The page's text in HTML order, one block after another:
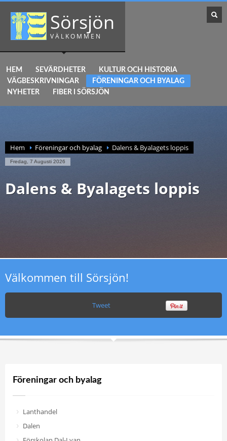
Sörsjön
VÄLKOMMEN
HEM SEVÄRDHETER
KULTUR OCH HISTORIA
VÄGBESKRIVNINGAR
FÖRENINGAR OCH BYALAG
NYHETER
FIBER I SÖRSJÖN
Hem Föreningar och byalag Dalens & Byalagets loppis
Fredag, 7 Augusti 2026
Dalens & Byalagets loppis
Välkommen till Sörsjön!
Tweet
Föreningar och byalag
Lanthandel
Dalen